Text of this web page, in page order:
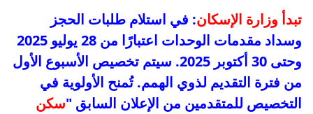
تبدأ وزارة الإسكان: في استلام طلبات الحجز
وسداد مقدمات الوحدات اعتبارًا من 28 يوليو 2025
وحتى 30 أكتوبر 2025. سيتم تخصيص الأسبوع الأول
من فترة التقديم لذوي الهمم. تُمنح الأولوية في
التخصيص للمتقدمين من الإعلان السابق "سكن